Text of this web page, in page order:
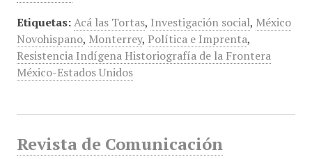
Etiquetas: Acá las Tortas, Investigación social, México
Novohispano, Monterrey, Política e Imprenta,
Resistencia Indígena Historiografía de la Frontera
México-Estados Unidos
Revista de Comunicación